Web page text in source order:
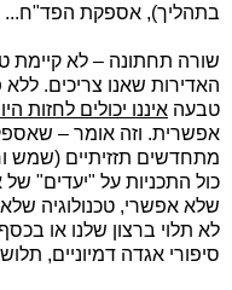
בתהליך), אספקת הפד"ח...
שורה תחתונה – לא קיימת
האדירות שאנו צריכים.
טבעה איננו יכולים לחזות
אפשרית. וזה אומר –
מתחדשים תזזיתיים (שמש
כול התכניות על "יעדים"
שלא אפשרי, טכנולוגיה
לא תלוי ברצון שלנו או
סיפורי אגדה דמיוניים,